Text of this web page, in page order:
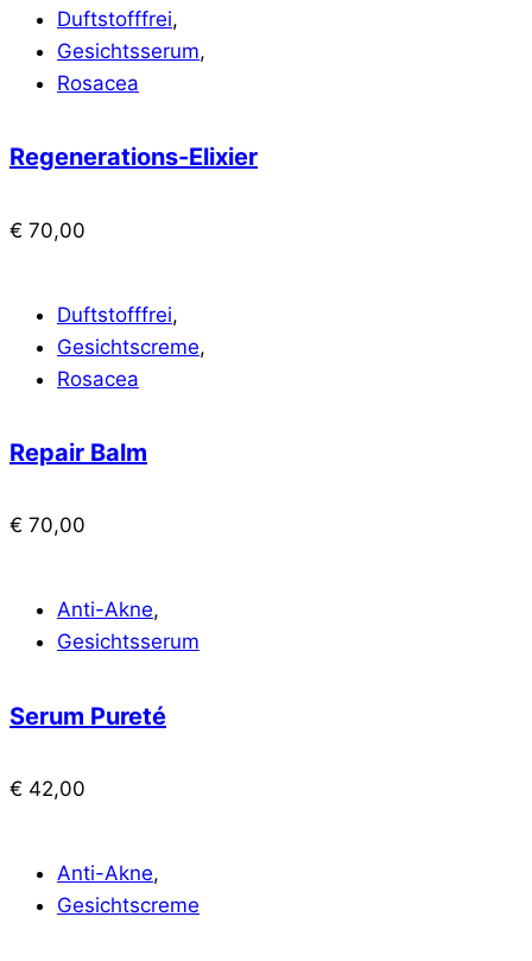
Duftstofffrei,
Gesichtsserum,
Rosacea
Regenerations-Elixier
€ 70,00
Duftstofffrei,
Gesichtscreme,
Rosacea
Repair Balm
€ 70,00
Anti-Akne,
Gesichtsserum
Serum Pureté
€ 42,00
Anti-Akne,
Gesichtscreme